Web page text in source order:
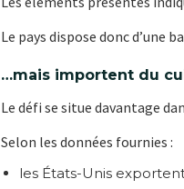
Le pays dispose donc d’une
…mais importent du
Le défi se situe davantage
Selon les données fournies :
les États-Unis